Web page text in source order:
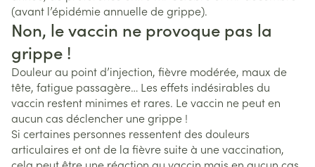
(avant l’épidémie annuelle de grippe).
Non, le vaccin ne provoque pas la
grippe !
Douleur au point d’injection, fièvre modérée, maux de
tête, fatigue passagère… Les effets indésirables du
vaccin restent minimes et rares. Le vaccin ne peut en
aucun cas déclencher une grippe !
Si certaines personnes ressentent des douleurs
articulaires et ont de la fièvre suite à une vaccination,